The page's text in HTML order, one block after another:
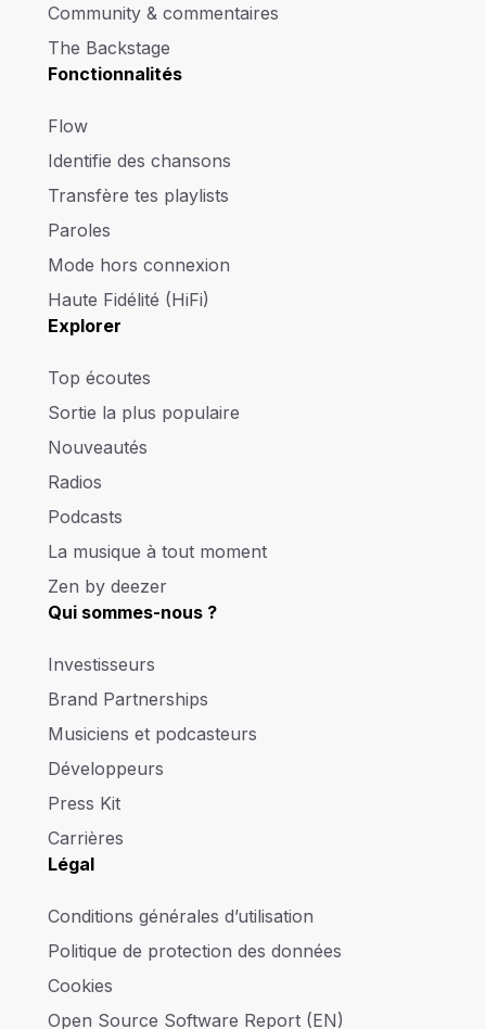
Community & commentaires
The Backstage
Fonctionnalités
Flow
Identifie des chansons
Transfère tes playlists
Paroles
Mode hors connexion
Haute Fidélité (HiFi)
Explorer
Top écoutes
Sortie la plus populaire
Nouveautés
Radios
Podcasts
La musique à tout moment
Zen by deezer
Qui sommes-nous ?
Investisseurs
Brand Partnerships
Musiciens et podcasteurs
Développeurs
Press Kit
Carrières
Légal
Conditions générales d’utilisation
Politique de protection des données
Cookies
Open Source Software Report (EN)